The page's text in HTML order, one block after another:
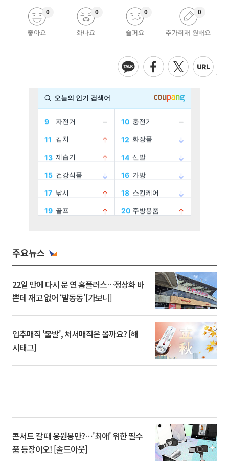
좋아요
0
화나요
0
슬퍼요
0
추가취재 원해요
0
주요뉴스
22일 만에 다시 문 연 홈플러스…정상화 바
쁜데 재고 없어 ‘발동동’[가보니]
입추매직 '불발', 처서매직은 올까요? [해
시태그]
콘서트 갈 때 응원봉만?⋯'최애' 위한 필수
품 등장이오! [솔드아웃]